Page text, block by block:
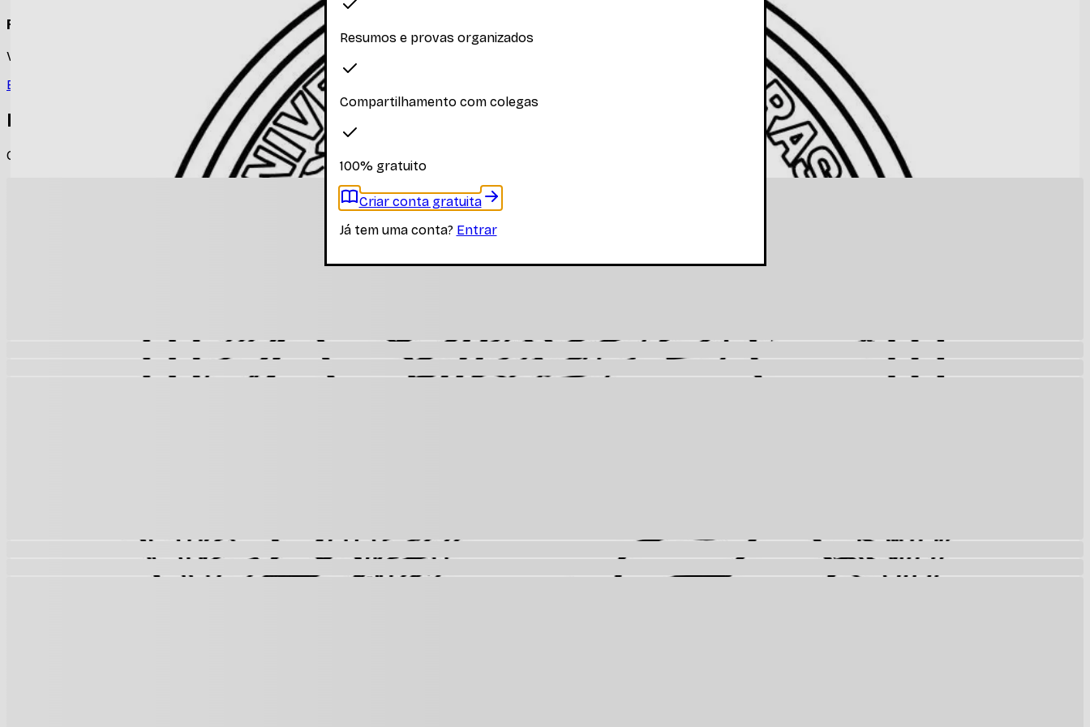
Faça login para ver os materiais
Você precisa estar logado para ver os materiais dessa disciplina
Entrar
Materiais relacionados
Outros materiais que podem te interessar enquanto não há materiais específicos desta disciplina
Resumos e provas organizados
Compartilhamento com colegas
100% gratuito
Criar conta gratuita
Já tem uma conta? Entrar